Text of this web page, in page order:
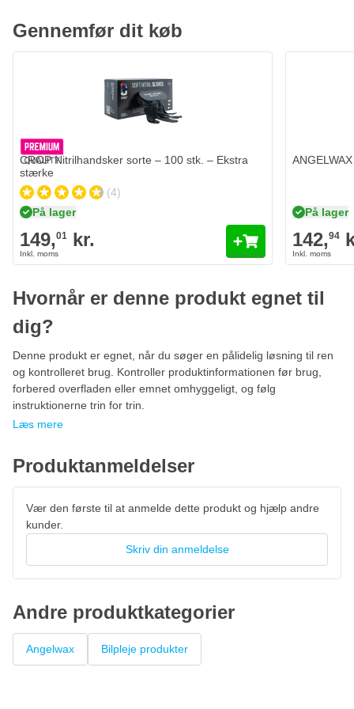
Gennemfør dit køb
Læg i kurv
CROP Nitrilhandsker sorte – 100 stk. – Ekstra
stærke
(4)
På lager
149,01 kr.
På lager
142,94
Hvornår er denne produkt egnet til
dig?
Denne produkt er egnet, når du søger en pålidelig løsning til ren
og kontrolleret brug. Kontroller produktinformationen før brug,
forbered overfladen eller emnet omhyggeligt, og følg
instruktionerne trin for trin.
Læs mere
Produktanmeldelser
Vær den første til at anmelde dette produkt og hjælp andre
kunder.
Skriv din anmeldelse
Andre produktkategorier
Angelwax Bilpleje produkter